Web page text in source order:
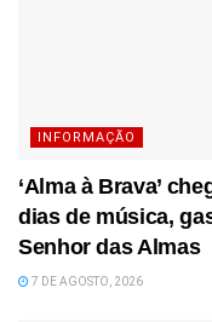
INFORMAÇÃO
‘Alma à Brava’
dias de música,
Senhor das Almas
7 DE AGOSTO, 2026